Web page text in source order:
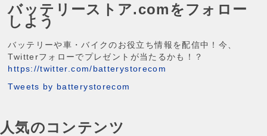
バッテリーストア.comをフォロー
しよう
バッテリーや車・バイクのお役立ち情報を配信中！今、
Twitterフォローでプレゼントが当たるかも！？
https://twitter.com/batterystorecom
Tweets by batterystorecom
人気のコンテンツ